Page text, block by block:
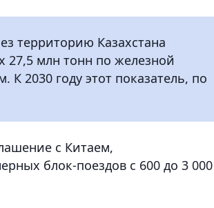
территорию Казахстана
27,5 млн тонн по железной
2030 году этот показатель, по
с Китаем,
блок-поездов с 600 до 3